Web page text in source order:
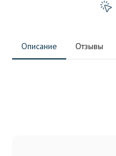
Описание Отзывы